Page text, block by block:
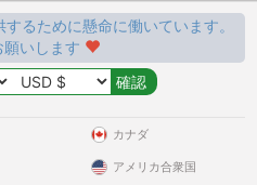
るために懸命に働いています。
願いします
カナダ
アメリカ合衆国